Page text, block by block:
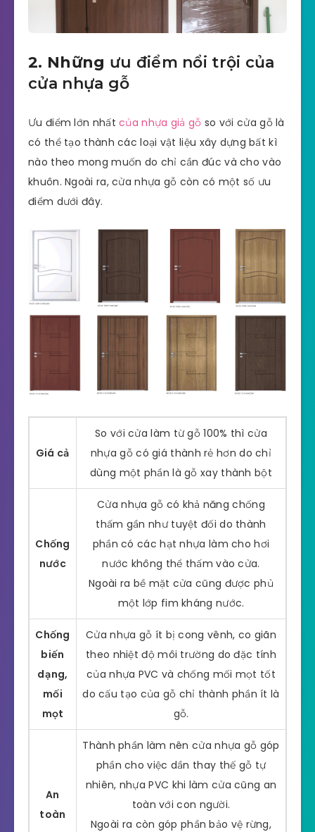
2. Những ưu điểm nổi trội của
cửa nhựa gỗ
Ưu điểm lớn nhấtcủa nhựa giả gỗ so với cửa gỗ là
có thể tạo thành các loại vật liệu xây dựng bất kì
nào theo mong muốn do chỉ cần đúc và cho vào
khuôn. Ngoài ra, cửa nhựa gỗ còn có một số ưu
điểm dưới đây.
Giá cả
So với cửa làm từ gỗ 100% thì cửa
nhựa gỗ có giá thành rẻ hơn do chỉ
dùng một phần là gỗ xay thành bột
Chống
nước
Cửa nhựa gỗ có khả năng chống
thấm gần như tuyệt đối do thành
phần có các hạt nhựa làm cho hơi
nước không thể thấm vào cửa.
Ngoài ra bề mặt cửa cũng được phủ
một lớp fim kháng nước.
Chống
biến
dạng,
mối
mọt
Cửa nhựa gỗ ít bị cong vênh, co giãn
theo nhiệt độ môi trường do đặc tính
của nhựa PVC và chống mối mọt tốt
do cấu tạo của gỗ chỉ thành phần ít là
gỗ.
An
toàn
Thành phần làm nên cửa nhựa gỗ góp
phần cho việc dần thay thế gỗ tự
nhiên, nhựa PVC khi làm cửa cũng an
toàn với con người.
Ngoài ra còn góp phần bảo vệ rừng,